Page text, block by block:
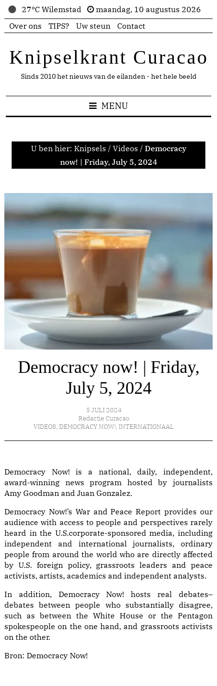
27°C Wilemstad
maandag, 10 augustus 2026
Over ons
TIPS? Uw steun Contact
Knipselkrant Curacao
Sinds 2010 het nieuws van de eilanden - het hele beeld
MENU
U ben hier: Knipsels / Videos / Democracy
now! | Friday, July 5, 2024
Democracy now! | Friday,
July 5, 2024
5 JULI 2024
Redactie Curacao
VIDEOS, DEMOCRACY NOW!, INTERNATIONAAL
Democracy Now! is a national, daily, independent,
award-winning news program hosted by journalists
Amy Goodman and Juan Gonzalez.
Democracy Now!’s War and Peace Report provides our
audience with access to people and perspectives rarely
heard in the U.S.corporate-sponsored media, including
independent and international journalists, ordinary
people from around the world who are directly affected
by U.S. foreign policy, grassroots leaders and peace
activists, artists, academics and independent analysts.
In addition, Democracy Now! hosts real debates–
debates between people who substantially disagree,
such as between the White House or the Pentagon
spokespeople on the one hand, and grassroots activists
on the other.
Bron: Democracy Now!